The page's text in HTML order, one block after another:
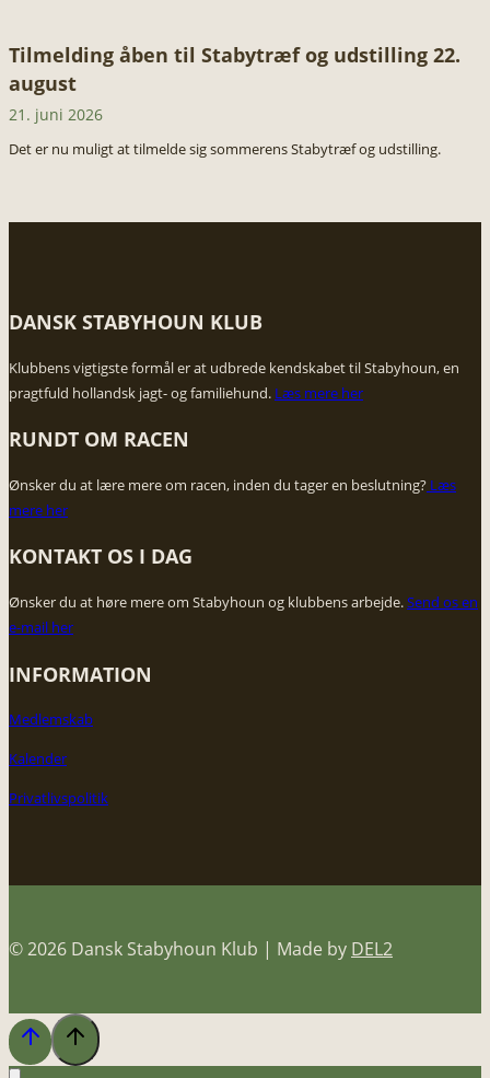
Tilmelding åben til Stabytræf og udstilling 22.
august
21. juni 2026
Det er nu muligt at tilmelde sig sommerens Stabytræf og udstilling.
DANSK STABYHOUN KLUB
​Klubbens vigtigste formål er at udbrede kendskabet til Stabyhoun, en
pragtfuld hollandsk jagt- og familiehund. Læs mere her
RUNDT OM RACEN
Ønsker du at lære mere om racen, inden du tager en beslutning? ​Læs
mere her
KONTAKT OS I DAG​
Ønsker du at høre mere om Stabyhoun og klubbens arbejde. ​Send os en
e-mail her
INFORMATION
Medlemskab
Kalender
Privatlivspolitik
© 2026 Dansk Stabyhoun Klub | Made by DEL2